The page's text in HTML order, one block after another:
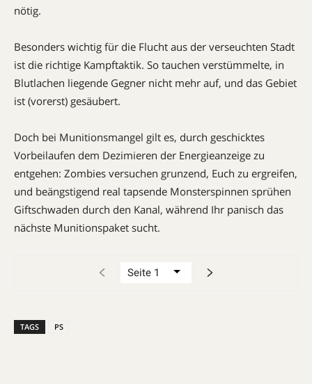
nötig.
Besonders wichtig für die Flucht aus der verseuchten Stadt
ist die richtige Kampftaktik. So tauchen verstümmelte, in
Blutlachen liegende Gegner nicht mehr auf, und das Gebiet
ist (vorerst) gesäubert.
Doch bei Munitionsmangel gilt es, durch geschicktes
Vorbeilaufen dem Dezimieren der Energieanzeige zu
entgehen: Zombies versuchen grunzend, Euch zu ergreifen,
und beängstigend real tapsende Monsterspinnen sprühen
Giftschwaden durch den Kanal, während Ihr panisch das
nächste Munitionspaket sucht.
TAGS PS